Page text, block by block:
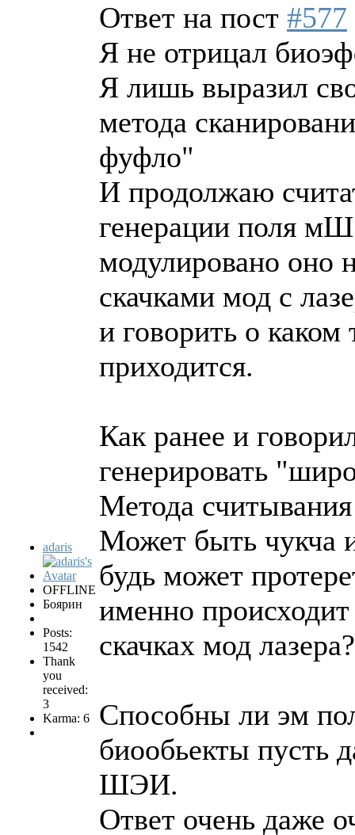
adaris
OFFLINE
Боярин
Posts:
1542
Thank
you
received:
3
Karma: 6
Ответ на пост #577
Я не отрицал
Я лишь выразил
метода
фуфло"
И продолжаю
генерации поля
модулировано оно
скачками мод с
и говорить о
приходится.
Как ранее и
генерировать
Метода
Может быть чукча
будь может
именно
скачках мод
Способны ли эм
биообьекты пусть
ШЭИ.
Ответ очень даже